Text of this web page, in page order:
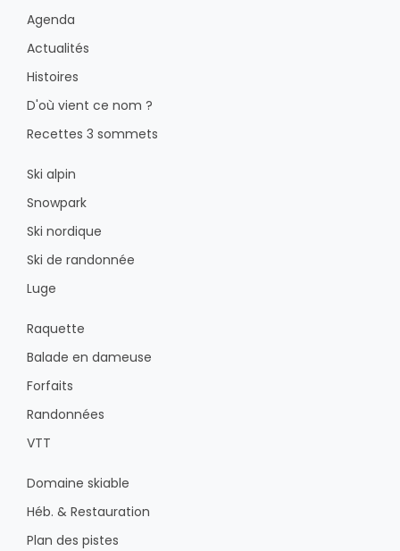
Agenda
Actualités
Histoires
D'où vient ce nom ?
Recettes 3 sommets
Ski alpin
Snowpark
Ski nordique
Ski de randonnée
Luge
Raquette
Balade en dameuse
Forfaits
Randonnées
VTT
Domaine skiable
Héb. & Restauration
Plan des pistes